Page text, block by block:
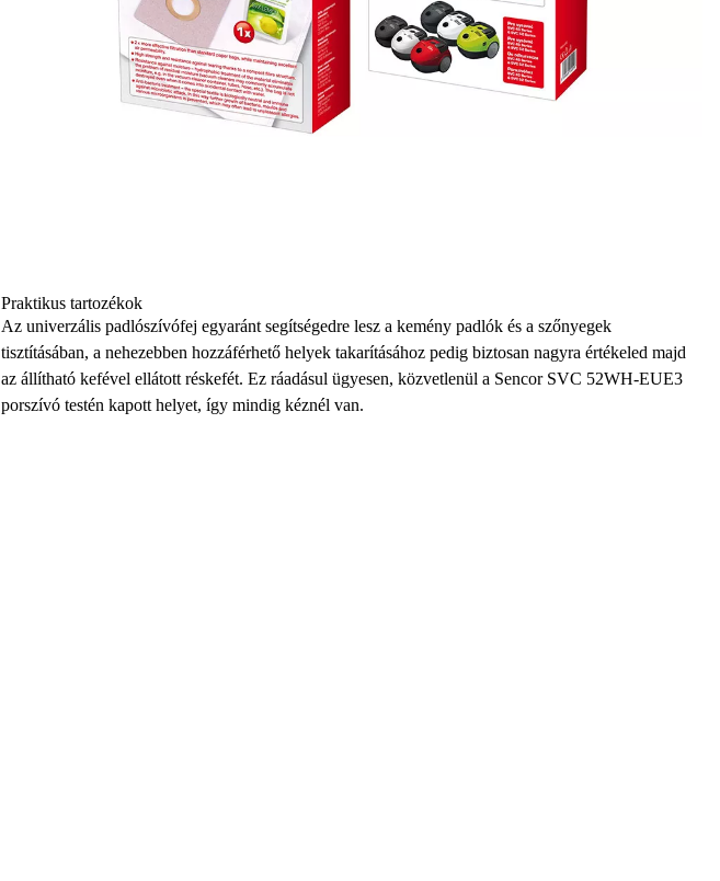
Praktikus tartozékok
Az univerzális padlószívófej egyaránt segítségedre lesz a kemény padlók és a szőnyegek
tisztításában, a nehezebben hozzáférhető helyek takarításához pedig biztosan nagyra értékeled majd
az állítható kefével ellátott réskefét. Ez ráadásul ügyesen, közvetlenül a Sencor SVC 52WH-EUE3
porszívó testén kapott helyet, így mindig kéznél van.